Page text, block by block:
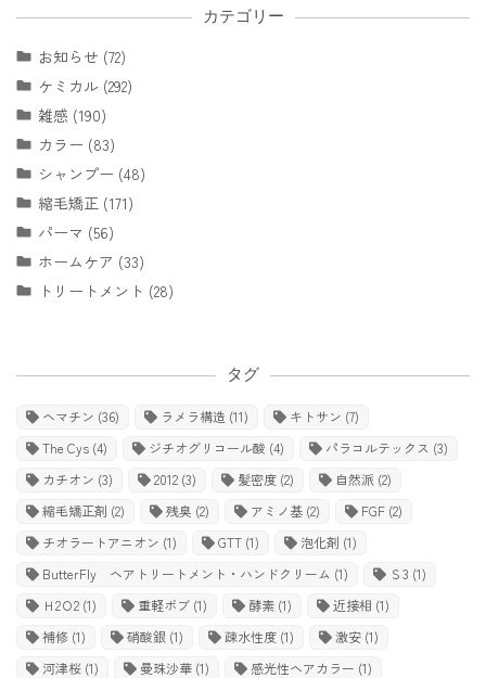
カテゴリー
お知らせ (72)
ケミカル (292)
雑感 (190)
カラー (83)
シャンプー (48)
縮毛矯正 (171)
パーマ (56)
ホームケア (33)
トリートメント (28)
タグ
ヘマチン (36) ラメラ構造 (11) キトサン (7)
The Cys (4) ジチオグリコール酸 (4) パラコルテックス (3)
カチオン (3) 2012 (3) 髪密度 (2) 自然派 (2)
縮毛矯正剤 (2) 残臭 (2) アミノ基 (2) FGF (2)
チオラートアニオン (1) GTT (1) 泡化剤 (1)
ButterFly ヘアトリートメント・ハンドクリーム (1) Ｓ3 (1)
Ｈ2Ｏ2 (1) 重軽ボブ (1) 酵素 (1) 近接相 (1)
補修 (1) 硝酸銀 (1) 疎水性度 (1) 激安 (1)
河津桜 (1) 曼珠沙華 (1) 感光性ヘアカラー (1)